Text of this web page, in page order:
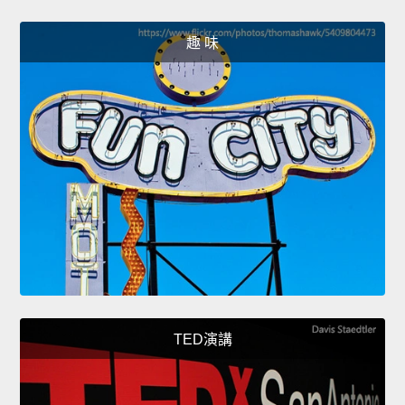
趣 味
TED演講